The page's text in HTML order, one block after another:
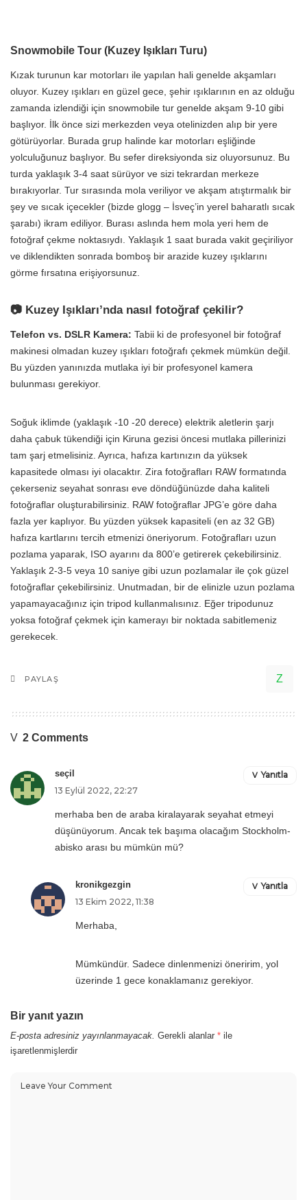
Snowmobile Tour (Kuzey Işıkları Turu)
Kızak turunun kar motorları ile yapılan hali genelde akşamları
oluyor. Kuzey ışıkları en güzel gece, şehir ışıklarının en az olduğu
zamanda izlendiği için snowmobile tur genelde akşam 9-10 gibi
başlıyor. İlk önce sizi merkezden veya otelinizden alıp bir yere
götürüyorlar. Burada grup halinde kar motorları eşliğinde
yolculuğunuz başlıyor. Bu sefer direksiyonda siz oluyorsunuz. Bu
turda yaklaşık 3-4 saat sürüyor ve sizi tekrardan merkeze
bırakıyorlar. Tur sırasında mola veriliyor ve akşam atıştırmalık bir
şey ve sıcak içecekler (bizde glogg – İsveç’in yerel baharatlı sıcak
şarabı) ikram ediliyor. Burası aslında hem mola yeri hem de
fotoğraf çekme noktasıydı. Yaklaşık 1 saat burada vakit geçiriliyor
ve diklendikten sonrada bomboş bir arazide kuzey ışıklarını
görme fırsatına erişiyorsunuz.
📷 Kuzey Işıkları’nda nasıl fotoğraf çekilir?
Telefon vs. DSLR Kamera: Tabii ki de profesyonel bir fotoğraf
makinesi olmadan kuzey ışıkları fotoğrafı çekmek mümkün değil.
Bu yüzden yanınızda mutlaka iyi bir profesyonel kamera
bulunması gerekiyor.
Soğuk iklimde (yaklaşık -10 -20 derece) elektrik aletlerin şarjı
daha çabuk tükendiği için Kiruna gezisi öncesi mutlaka pillerinizi
tam şarj etmelisiniz. Ayrıca, hafıza kartınızın da yüksek
kapasitede olması iyi olacaktır. Zira fotoğrafları RAW formatında
çekerseniz seyahat sonrası eve döndüğünüzde daha kaliteli
fotoğraflar oluşturabilirsiniz. RAW fotoğraflar JPG’e göre daha
fazla yer kaplıyor. Bu yüzden yüksek kapasiteli (en az 32 GB)
hafıza kartlarını tercih etmenizi öneriyorum. Fotoğrafları uzun
pozlama yaparak, ISO ayarını da 800’e getirerek çekebilirsiniz.
Yaklaşık 2-3-5 veya 10 saniye gibi uzun pozlamalar ile çok güzel
fotoğraflar çekebilirsiniz. Unutmadan, bir de elinizle uzun pozlama
yapamayacağınız için tripod kullanmalısınız. Eğer tripodunuz
yoksa fotoğraf çekmek için kamerayı bir noktada sabitlemeniz
gerekecek.
PAYLAŞ
2 Comments
seçil
13 Eylül 2022, 22:27
merhaba ben de araba kiralayarak seyahat etmeyi
düşünüyorum. Ancak tek başıma olacağım Stockholm-
abisko arası bu mümkün mü?
Yanıtla
kronikgezgin
13 Ekim 2022, 11:38
Merhaba,
Mümkündür. Sadece dinlenmenizi öneririm, yol
üzerinde 1 gece konaklamanız gerekiyor.
Yanıtla
Bir yanıt yazın
E-posta adresiniz yayınlanmayacak. Gerekli alanlar * ile
işaretlenmişlerdir